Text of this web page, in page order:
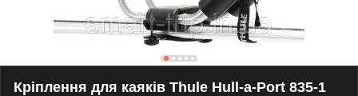
Кріплення для каяків Thule Hull-a-Port 835-1